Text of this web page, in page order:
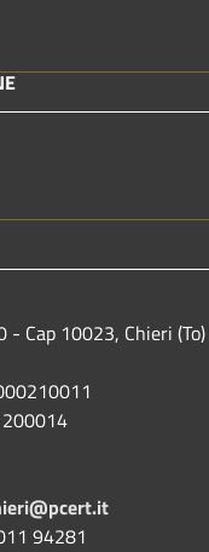
- Cap 10023, Chieri
94281